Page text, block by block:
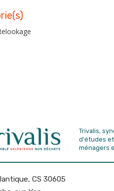
Trivalis,
d'études
ménagers
CS 30605